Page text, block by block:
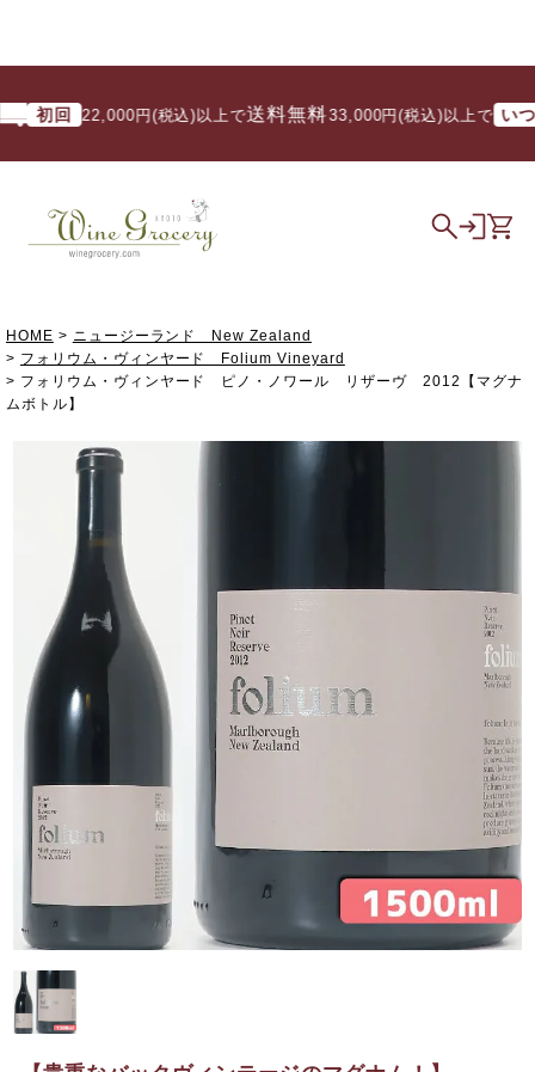
回 22,000円(税込)以上で送料無料/ 33,000円(税込)以上で いつでも
HOME
ニュージーランド New Zealand
フォリウム・ヴィンヤード Folium Vineyard
フォリウム・ヴィンヤード ピノ・ノワール リザーヴ 2012【マグナ
ムボトル】